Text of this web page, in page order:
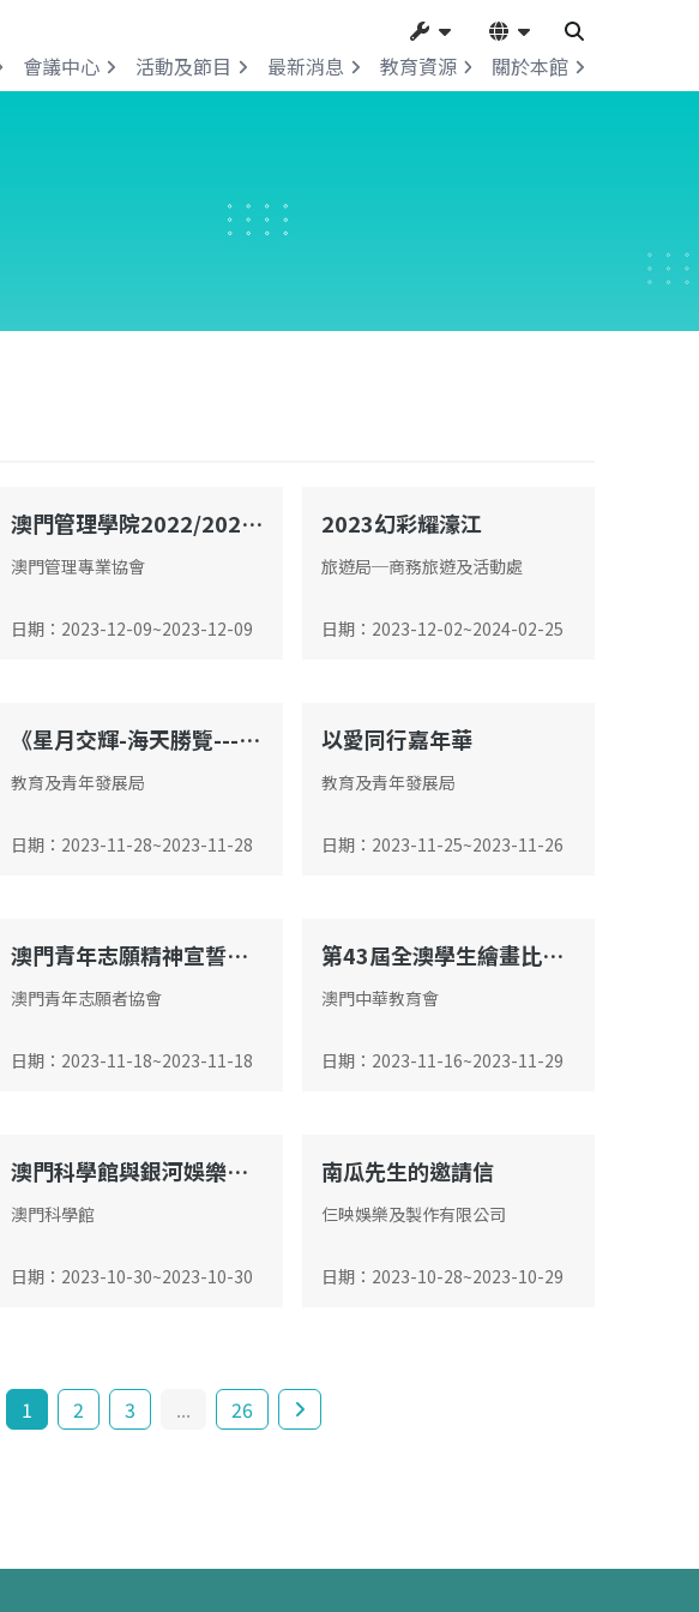
會議中心 活動及節目 最新消息 教育資源 關於本館
會議廳 澳門管理學院2022/2023學年畢業典禮暨獎學金頒發儀式
澳門管理專業協會
日期： 2023-12-09~2023-12-09
心形樹廣場
2023幻彩耀濠江
旅遊局─商務旅遊及活動處
日期 ： 2023-12-02~2024-02-25
會議廳 《星月交輝-海天勝覽-----科技薈澳系列活動》
教育及青年發展局
日期： 2023-11-28~2023-11-28
會議廳
以愛同行嘉年華
教育及青年發展局
日期 ： 2023-11-25~2023-11-26
會議廳 澳門青年志願精神宣誓日暨第十屆理監事就職典禮
澳門青年志願者協會
日期： 2023-11-18~2023-11-18
會議室 第43屆全澳學生繪畫比賽作品展覽
澳門中華教育會
日期 ： 2023-11-16~2023-11-29
會議廳 澳門科學館與銀河娛樂集團簽署“青年科技村”科創人才培養計劃合辦協議簽署儀式
澳門科學館
日期： 2023-10-30~2023-10-30
心形樹廣場
南瓜先生的邀請信
仨映娛樂及製作有限公司
日期 ： 2023-10-28~2023-10-29
1 2 3 ... 26